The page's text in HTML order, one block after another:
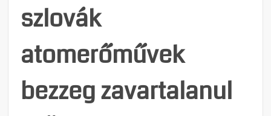
szlovák
atomerőművek
bezzeg zavartalanul